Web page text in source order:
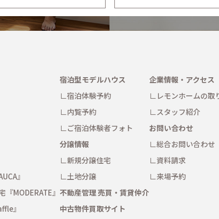
』
『MODERATE』
』
宿泊型モデルハウス
宿泊体験予約
内覧予約
ご宿泊体験者フォト
分譲情報
新規分譲住宅
土地分譲
不動産管理 売買・賃貸仲介
中古物件買取サイト
企業情報・アクセス
レモンホームの取
スタッフ紹介
お問い合わせ
総合お問い合わせ
資料請求
来場予約